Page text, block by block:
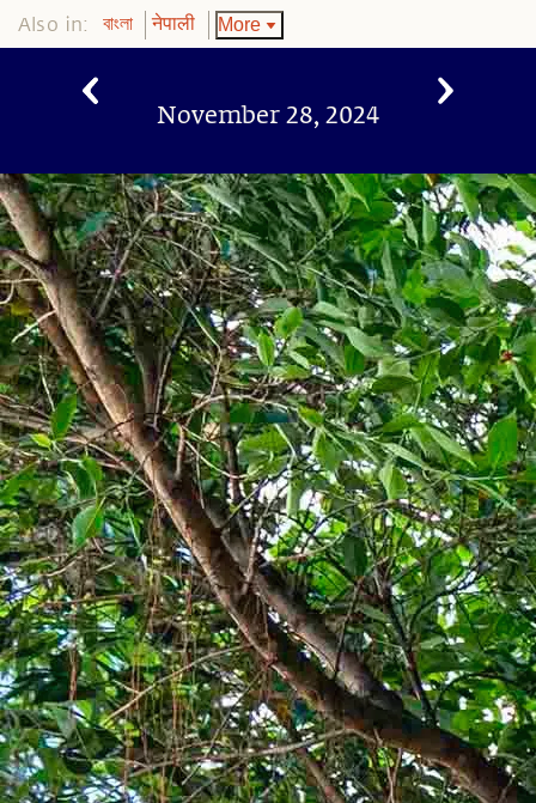
Also in: বাংলা नेपाली More
November 28, 2024